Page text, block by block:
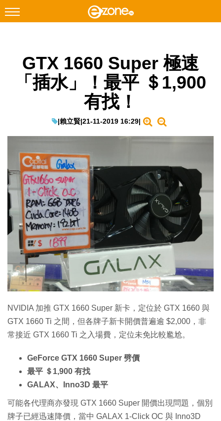
Facebook Instagram
科技焦點
教學評測
EduTech
IT Times
生成式AI與雲端應用
Enterprise Digital Transformation
特集
GTX 1660 Super 極速
「插水」！最平 ＄1,900
有找！
|賴立賢|21-11-2019 16:29|
NVIDIA 加推 GTX 1660 Super 新卡，定位於 GTX 1660 與
GTX 1660 Ti 之間，但各牌子新卡開價普遍逾 $2,000，非
常接近 GTX 1660 Ti 之入場費，定位未免比較尷尬。
GeForce GTX 1660 Super 劈價
最平 ＄1,900 有找
GALAX、Inno3D 最平
可能各代理商亦發現 GTX 1660 Super 開價出現問題，個別
牌子已經迅速降價，當中 GALAX 1-Click OC 與 Inno3D